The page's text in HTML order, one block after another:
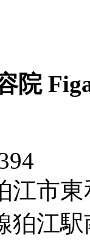
院
江市東
狛江